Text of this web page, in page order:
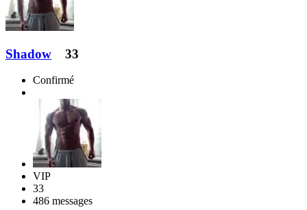
Shadow 33
Confirmé
VIP
33
486 messages